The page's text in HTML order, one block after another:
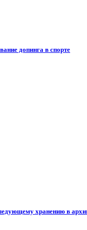
допинга в спорте
хранению в